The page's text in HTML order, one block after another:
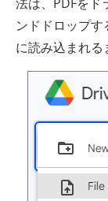
ンドドロップ
に読み込まれる